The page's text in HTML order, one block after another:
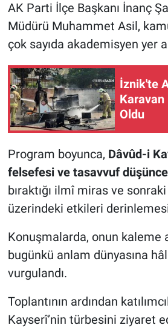
AK Parti İlçe Başkanı İnanç
Müdürü Muhammet Asil,
çok sayıda akademisyen yer
İznik'te
Karavan
Oldu
Program boyunca, Dâvûd-i
felsefesi ve tasavvuf
bıraktığı ilmî miras ve
üzerindeki etkileri
Konuşmalarda, onun kaleme
bugünkü anlam dünyasına
vurgulandı.
Toplantının ardından
Kayserî’nin türbesini ziyaret